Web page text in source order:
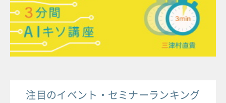
注目のイベント・セミナーランキング